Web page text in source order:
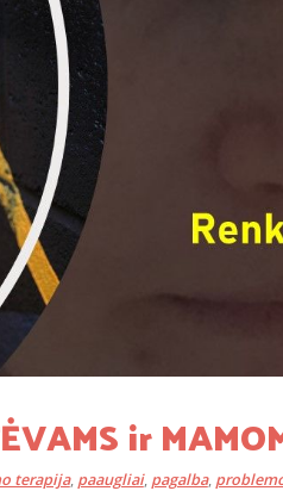
ir
terapija, paaugliai, pagalba,